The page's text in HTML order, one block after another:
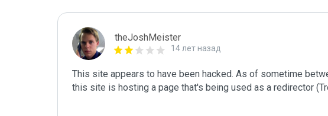
theJoshMeister
14 лет назад
This site appears to have been hacked. As of sometime
this site is hosting a page that's being used as a redirector